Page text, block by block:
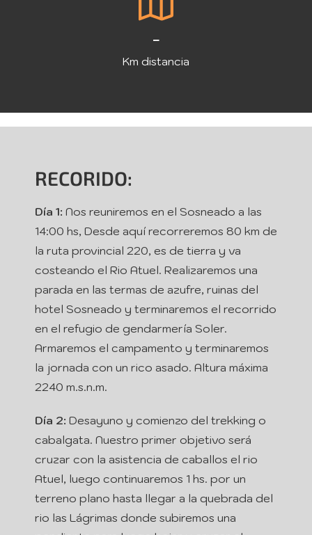
-
Km distancia
RECORIDO:
Día 1: Nos reuniremos en el Sosneado a las
14:00 hs, Desde aquí recorreremos 80 km de
la ruta provincial 220, es de tierra y va
costeando el Rio Atuel. Realizaremos una
parada en las termas de azufre, ruinas del
hotel Sosneado y terminaremos el recorrido
en el refugio de gendarmería Soler.
Armaremos el campamento y terminaremos
la jornada con un rico asado. Altura máxima
2240 m.s.n.m.
Día 2: Desayuno y comienzo del trekking o
cabalgata. Nuestro primer objetivo será
cruzar con la asistencia de caballos el rio
Atuel, luego continuaremos 1 hs. por un
terreno plano hasta llegar a la quebrada del
rio las Lágrimas donde subiremos una